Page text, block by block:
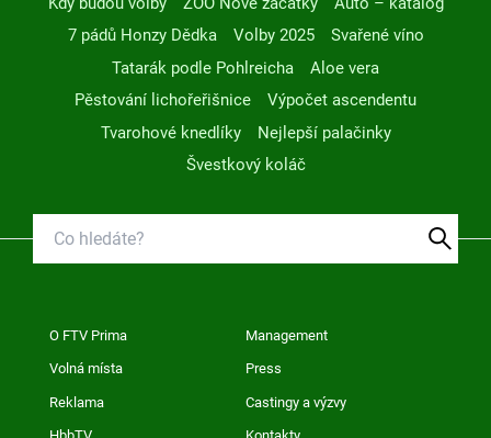
7 pádů Honzy Dědka
Volby 2025
Svařené víno
Tatarák podle Pohlreicha
Aloe vera
Pěstování lichořeřišnice
Výpočet ascendentu
Tvarohové knedlíky
Nejlepší palačinky
Švestkový koláč
O FTV Prima Management
Volná místa Press
Reklama Castingy a výzvy